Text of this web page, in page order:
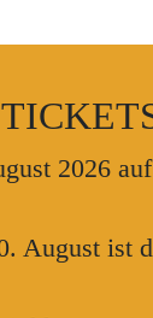
2026
August ist